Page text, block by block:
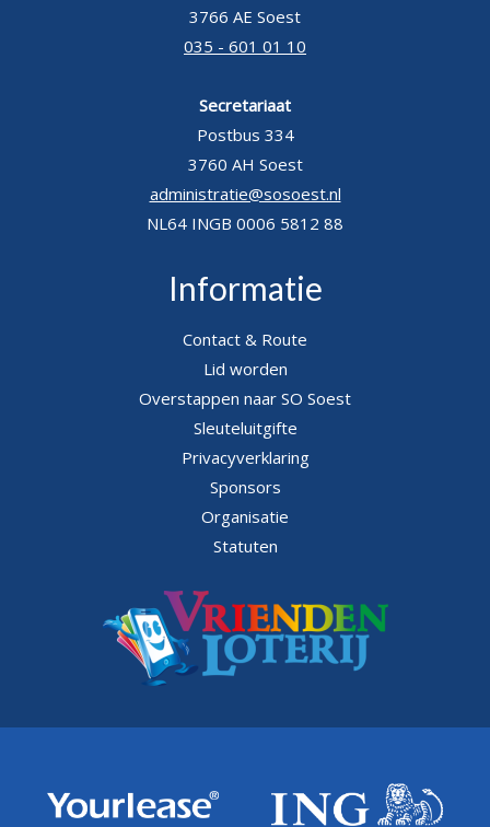
3766 AE Soest
035 - 601 01 10
Secretariaat
Postbus 334
3760 AH Soest
administratie@sosoest.nl
NL64 INGB 0006 5812 88
Informatie
Contact & Route
Lid worden
Overstappen naar SO Soest
Sleuteluitgifte
Privacyverklaring
Sponsors
Organisatie
Statuten